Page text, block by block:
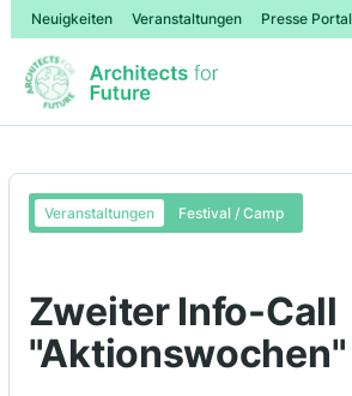
Neuigkeiten Veranstaltungen Presse Portal
Veranstaltungen Festival / Camp
Zweiter Info-Call
"Aktionswochen"